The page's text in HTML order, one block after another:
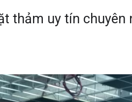
thảm uy tín chuyên